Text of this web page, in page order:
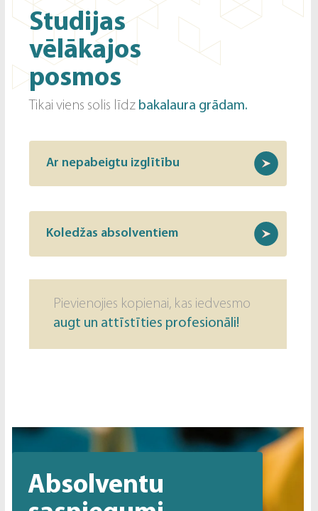
Studijas
vēlākajos
posmos
Tikai viens solis līdz bakalaura grādam.
Ar nepabeigtu izglītību
Koledžas absolventiem
Pievienojies kopienai, kas iedvesmo
augt un attīstīties profesionāli!
Absolventu